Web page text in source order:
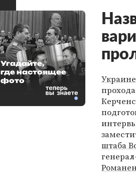
Украине
штаба
Угадайте,
где настоящее
фото